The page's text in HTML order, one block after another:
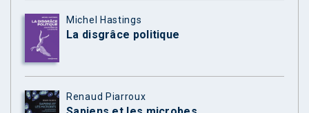
Michel Hastings
La disgrâce politique
Renaud Piarroux